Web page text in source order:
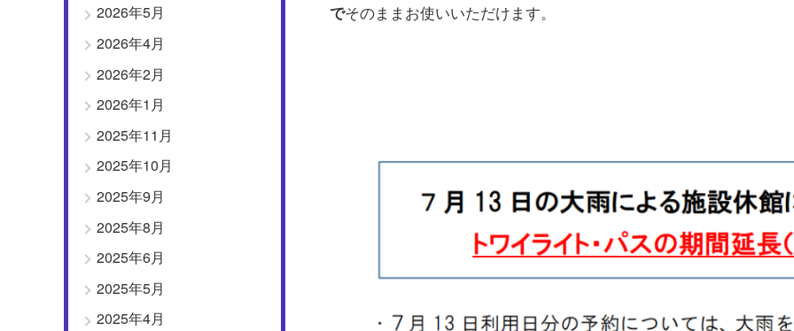
でそのままお使いいただけます。
2026年5月
2026年4月
2026年2月
2026年1月
2025年11月
2025年10月
2025年9月
2025年8月
2025年6月
2025年5月
2025年4月